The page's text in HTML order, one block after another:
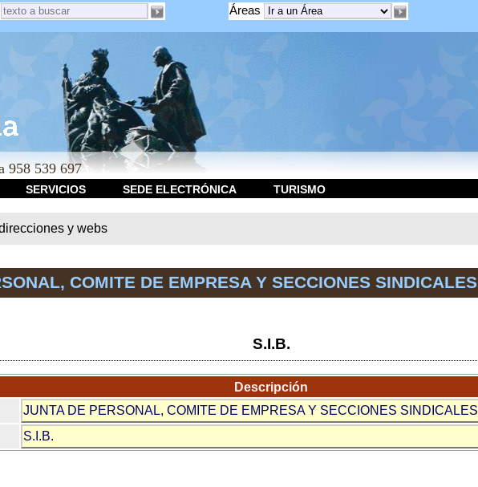
Áreas
958 539 697
SERVICIOS SEDE ELECTRÓNICA TURISMO
y webs
COMITE DE EMPRESA Y SECCIONES SINDICALES
S.I.B.
Descripción
JUNTA DE PERSONAL, COMITE DE EMPRESA Y SECCIONES SINDICALES
S.I.B.